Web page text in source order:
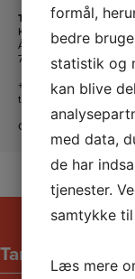
Tante Andante Hus
KFUM og KFUK i Lemvig
Ågade 5
7620 Lemvig
+45 20 16 24 11
tanteandante@kfum-
CVR: 30771397
Tante Andantes
formål,
bedre
statistik og
kan blive
med data,
de har
tjenester.
samtykke
Læs mere